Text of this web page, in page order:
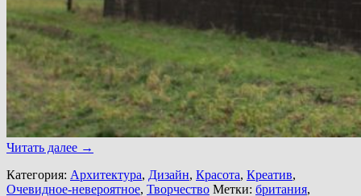
Читать далее →
Категория: Архитектура, Дизайн, Красота, Креатив,
Очевидное-невероятное, Творчество Метки: британия,